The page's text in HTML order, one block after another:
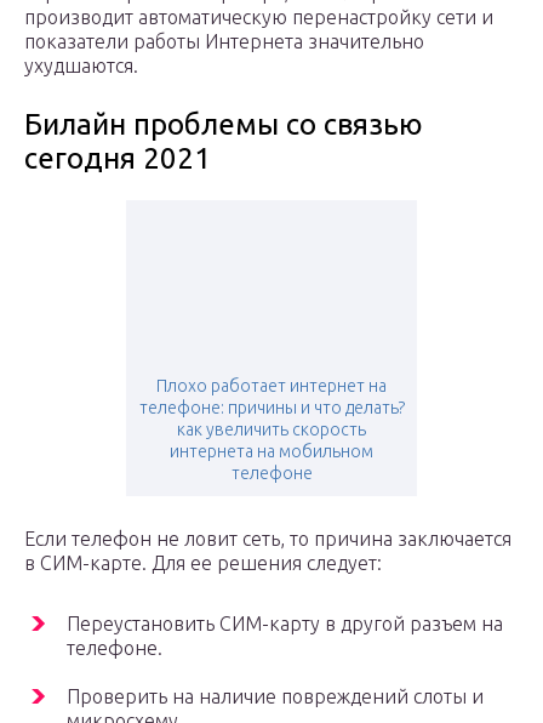
производит автоматическую перенастройку сети и
показатели работы Интернета значительно
ухудшаются.
Билайн проблемы со связью
сегодня 2021
Плохо работает интернет на
телефоне: причины и что делать?
как увеличить скорость
интернета на мобильном
телефоне
Если телефон не ловит сеть, то причина заключается
в СИМ-карте. Для ее решения следует:
Переустановить СИМ-карту в другой разъем на
телефоне.
Проверить на наличие повреждений слоты и